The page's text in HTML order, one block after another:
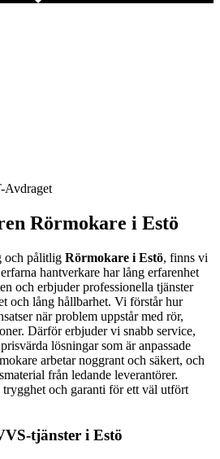
Avdraget
Rörmokare i Estö
och pålitlig Rörmokare i Estö, finns vi
hantverkare har lång erfarenhet
och erbjuder professionella tjänster
och lång hållbarhet. Vi förstår hur
när problem uppstår med rör,
Därför erbjuder vi snabb service,
lösningar som är anpassade
arbetar noggrant och säkert, och
från ledande leverantörer.
och garanti för ett väl utfört
tjänster i Estö